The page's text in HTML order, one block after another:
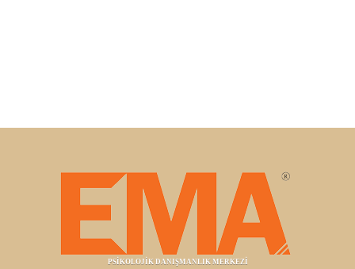
PSİKOLOJİK DANIŞMANLIK MERKEZİ